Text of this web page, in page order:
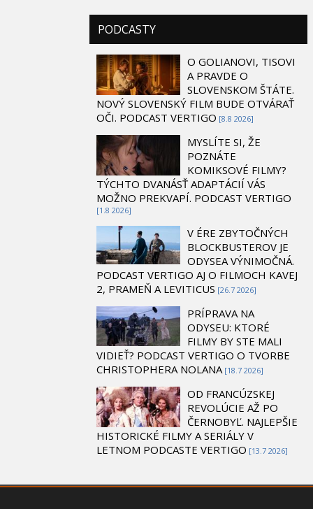
PODCASTY
O GOLIANOVI, TISOVI
A PRAVDE O
SLOVENSKOM ŠTÁTE.
NOVÝ SLOVENSKÝ FILM BUDE OTVÁRAŤ
OČI. PODCAST VERTIGO [8.8 2026]
MYSLÍTE SI, ŽE
POZNÁTE
KOMIKSOVÉ FILMY?
TÝCHTO DVANÁSŤ ADAPTÁCIÍ VÁS
MOŽNO PREKVAPÍ. PODCAST VERTIGO
[1.8 2026]
V ÉRE ZBYTOČNÝCH
BLOCKBUSTEROV JE
ODYSEA VÝNIMOČNÁ.
PODCAST VERTIGO AJ O FILMOCH KAVEJ
2, PRAMEŇ A LEVITICUS [26.7 2026]
PRÍPRAVA NA
ODYSEU: KTORÉ
FILMY BY STE MALI
VIDIEŤ? PODCAST VERTIGO O TVORBE
CHRISTOPHERA NOLANA [18.7 2026]
OD FRANCÚZSKEJ
REVOLÚCIE AŽ PO
ČERNOBYĽ. NAJLEPŠIE
HISTORICKÉ FILMY A SERIÁLY V
LETNOM PODCASTE VERTIGO [13.7 2026]